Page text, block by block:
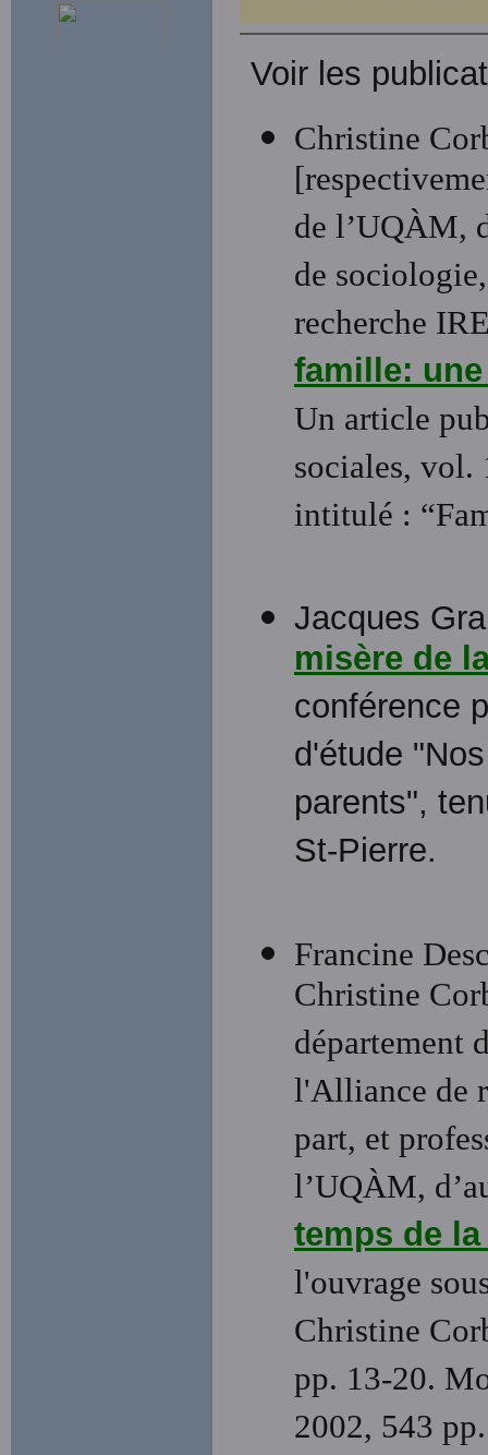
Voir les
Christine
de l’UQÀM,
de
recherche
famille:
Un article
sociales, vol.
intitulé :
Jacques
misère de
conférence
d'étude
parents",
St-Pierre.
Francine
Christine
département
l'Alliance de
part, et
l’UQÀM,
temps de
l'ouvrage
Christine
pp. 13-20.
2002, 543 pp.